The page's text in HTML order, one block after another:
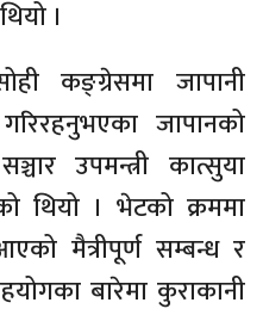
।
कङ्ग्रेसमा जापानी
जापानको
उपमन्त्री कात्सुया
थियो । भेटको क्रममा
मैत्रीपूर्ण सम्बन्ध र
बारेमा कुराकानी